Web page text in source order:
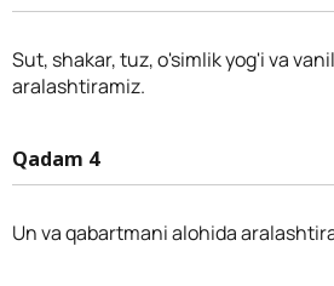
Sut, shakar, tuz, o'simlik yog'i va
aralashtiramiz.
Qadam 4
Un va qabartmani alohida